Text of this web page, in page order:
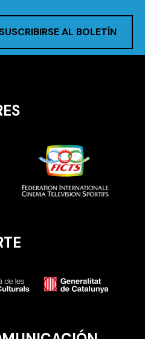
SUSCRIBIRSE AL BOLETÍN